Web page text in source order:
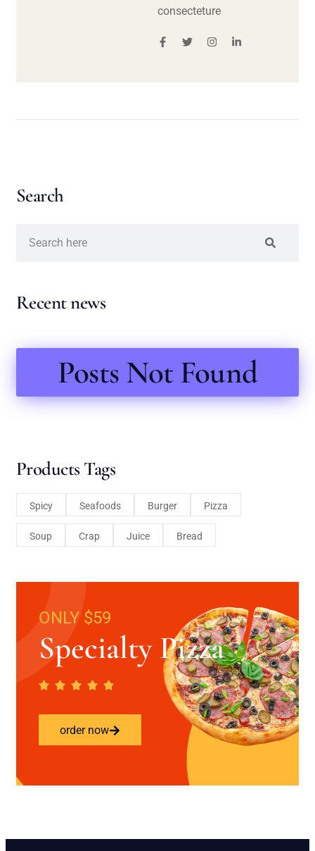
consecteture
Search
Recent news
Posts Not Found
Products Tags
Spicy Seafoods Burger Pizza
Soup Crap Juice Bread
ONLY $59
Specialty Pizza
order now